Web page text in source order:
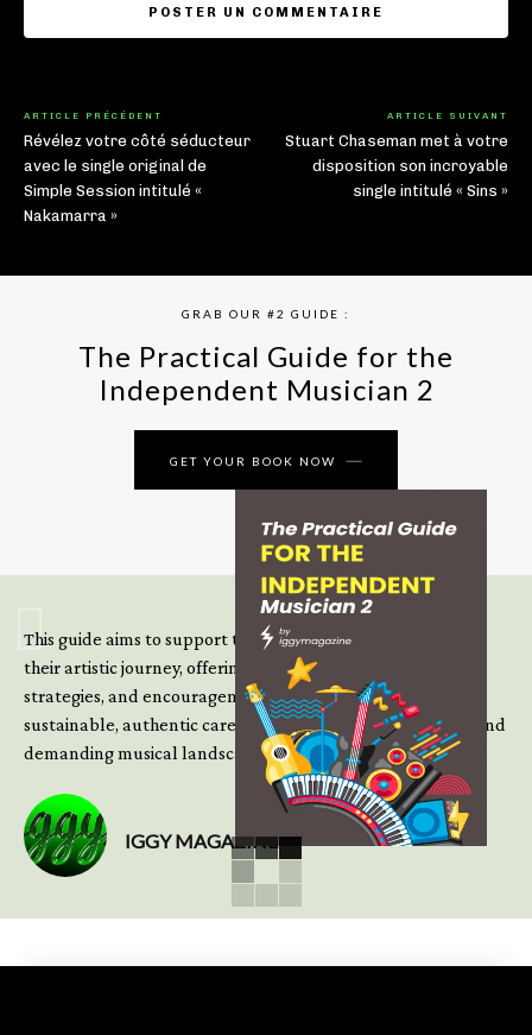
ARTICLE PRÉCÉDENT
Révélez votre côté séducteur
avec le single original de
Simple Session intitulé «
Nakamarra »
ARTICLE SUIVANT
Stuart Chaseman met à votre
disposition son incroyable
single intitulé « Sins »
GRAB OUR #2 GUIDE :
The Practical Guide for the
Independent Musician 2
GET YOUR BOOK NOW
This guide aims to support those climbing the next steps of
their artistic journey, offering practical insight, updated
strategies, and encouragement to continue building
sustainable, authentic careers in an increasingly complex and
demanding musical landscape.
IGGY MAGAZINE